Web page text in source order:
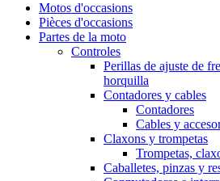
Motos d'occasions
Pièces d'occasions
Partes de la moto
Controles
Perillas de ajuste de
horquilla
Contadores y cables
Contadores
Cables y
Claxons y trompetas
Trompetas,
Caballetes, pinzas y